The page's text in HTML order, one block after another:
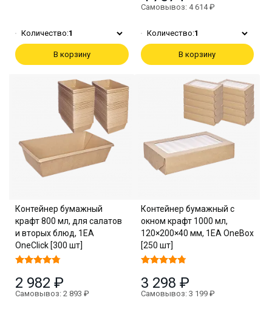
Количество:1
В корзину
Самовывоз: 4 614 ₽
Количество:1
В корзину
Контейнер бумажный
крафт 800 мл, для салатов
и вторых блюд, 1EA
OneClick [300 шт]
2 982 ₽
Самовывоз: 2 893 ₽
Контейнер бумажный с
окном крафт 1000 мл,
120×200×40 мм, 1EA OneBox
[250 шт]
3 298 ₽
Самовывоз: 3 199 ₽